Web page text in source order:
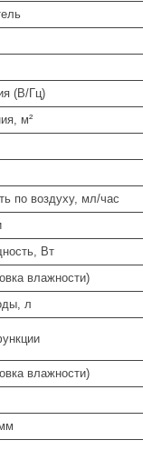
(В/Гц)
м²
по воздуху, мл/час
Вт
влажности)
л
влажности)